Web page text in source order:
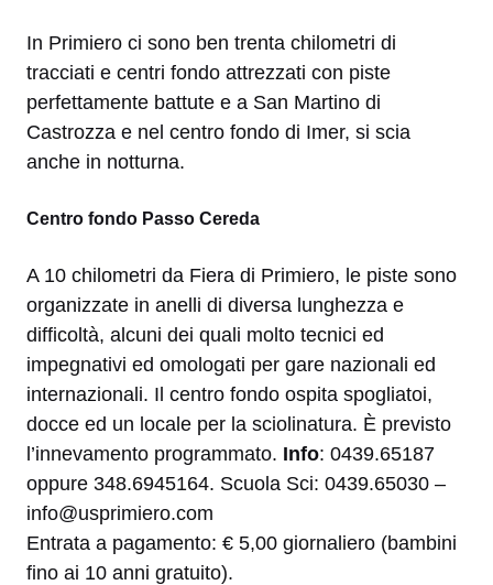
In Primiero ci sono ben trenta chilometri di
tracciati e centri fondo attrezzati con piste
perfettamente battute e a San Martino di
Castrozza e nel centro fondo di Imer, si scia
anche in notturna.
Centro fondo Passo Cereda
A 10 chilometri da Fiera di Primiero, le piste sono
organizzate in anelli di diversa lunghezza e
difficoltà, alcuni dei quali molto tecnici ed
impegnativi ed omologati per gare nazionali ed
internazionali. Il centro fondo ospita spogliatoi,
docce ed un locale per la sciolinatura. È previsto
l’innevamento programmato. Info: 0439.65187
oppure 348.6945164. Scuola Sci: 0439.65030 –
info@usprimiero.com
Entrata a pagamento: € 5,00 giornaliero (bambini
fino ai 10 anni gratuito).